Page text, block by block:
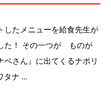
したメニューを給食先生が
た！ その一つが ものが
さん』に出てくるナポリ
タナ ...